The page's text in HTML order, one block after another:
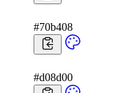
#70b408
#d08d00